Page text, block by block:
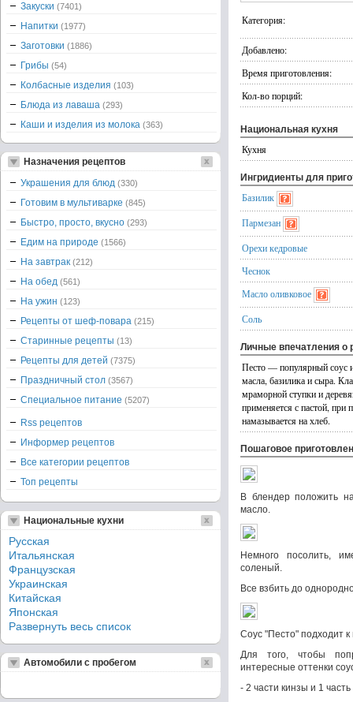
Категория:
Добавлено:
Время приготовления:
Кол-во порций:
Национальная кухня
Кухня
Ингридиенты для
Базилик
Пармезан
Орехи кедровые
Чеснок
Масло оливковое
Соль
Личные впечатления о
Песто — популярный соус
масла, базилика и сыра.
мраморной ступки и
применяется с пастой, при
намазывается на хлеб.
Пошаговое
В блендер положить
масло.
Немного посолить,
соленый.
Все взбить до
Соус "Песто" подходит
Для того, чтобы
интересные оттенки
- 2 части кинзы и 1
Закуски (7401)
Напитки (1977)
Заготовки (1886)
Грибы (54)
Колбасные изделия (103)
Блюда из лаваша (293)
Каши и изделия из молока (363)
Назначения рецептов
Украшения для блюд (330)
Готовим в мультиварке (845)
Быстро, просто, вкусно (293)
Едим на природе (1566)
На завтрак (212)
На обед (561)
На ужин (123)
Рецепты от шеф-повара (215)
Старинные рецепты (13)
Рецепты для детей (7375)
Праздничный стол (3567)
Специальное питание (5207)
Rss рецептов
Информер рецептов
Все категории рецептов
Топ рецепты
Национальные кухни
Русская
Итальянская
Французская
Украинская
Китайская
Японская
Развернуть весь список
Автомобили с пробегом